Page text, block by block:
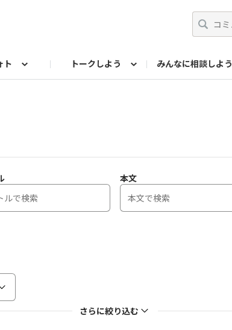
ト トークしよう みんなに相談しよう
本文
さらに絞り込む